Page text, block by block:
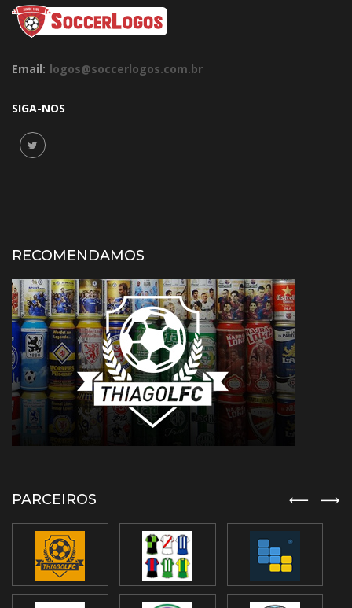
Email: logos@soccerlogos.com.br
SIGA-NOS
RECOMENDAMOS
PARCEIROS